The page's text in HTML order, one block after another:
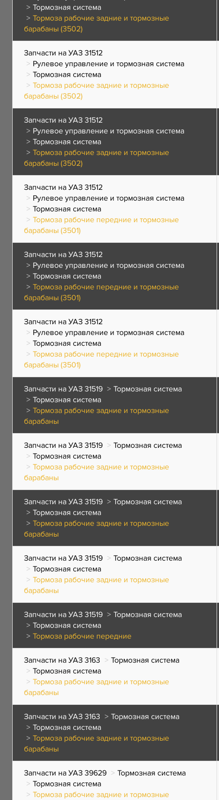
Тормозная система
Тормоза рабочие задние и тормозные
барабаны (3502)
Запчасти на УАЗ 31512
Рулевое управление и тормозная система
Тормозная система
Тормоза рабочие задние и тормозные
барабаны (3502)
Запчасти на УАЗ 31512
Рулевое управление и тормозная система
Тормозная система
Тормоза рабочие задние и тормозные
барабаны (3502)
Запчасти на УАЗ 31512
Рулевое управление и тормозная система
Тормозная система
Тормоза рабочие передние и тормозные
барабаны (3501)
Запчасти на УАЗ 31512
Рулевое управление и тормозная система
Тормозная система
Тормоза рабочие передние и тормозные
барабаны (3501)
Запчасти на УАЗ 31512
Рулевое управление и тормозная система
Тормозная система
Тормоза рабочие передние и тормозные
барабаны (3501)
Запчасти на УАЗ 31519
Тормозная система
Тормозная система
Тормоза рабочие задние и тормозные
барабаны
Запчасти на УАЗ 31519
Тормозная система
Тормозная система
Тормоза рабочие задние и тормозные
барабаны
Запчасти на УАЗ 31519
Тормозная система
Тормозная система
Тормоза рабочие задние и тормозные
барабаны
Запчасти на УАЗ 31519
Тормозная система
Тормозная система
Тормоза рабочие задние и тормозные
барабаны
Запчасти на УАЗ 31519
Тормозная система
Тормозная система
Тормоза рабочие передние
Запчасти на УАЗ 3163
Тормозная система
Тормозная система
Тормоза рабочие задние и тормозные
барабаны
Запчасти на УАЗ 3163
Тормозная система
Тормозная система
Тормоза рабочие задние и тормозные
барабаны
Запчасти на УАЗ 39629
Тормозная система
Тормозная система
Тормоза рабочие задние и тормозные